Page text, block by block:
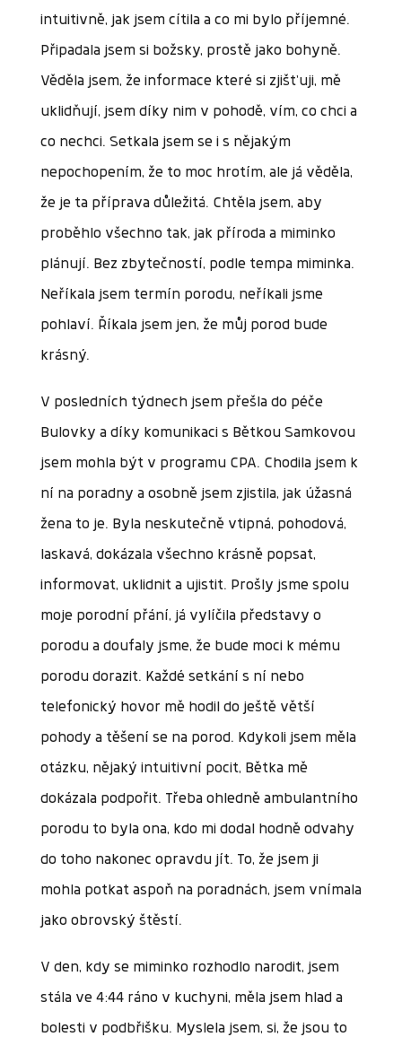
intuitivně, jak jsem cítila a co mi bylo příjemné.
Připadala jsem si božsky, prostě jako bohyně.
Věděla jsem, že informace které si zjišťuji, mě
uklidňují, jsem díky nim v pohodě, vím, co chci a
co nechci. Setkala jsem se i s nějakým
nepochopením, že to moc hrotím, ale já věděla,
že je ta příprava důležitá. Chtěla jsem, aby
proběhlo všechno tak, jak příroda a miminko
plánují. Bez zbytečností, podle tempa miminka.
Neříkala jsem termín porodu, neříkali jsme
pohlaví. Říkala jsem jen, že můj porod bude
krásný.
V posledních týdnech jsem přešla do péče
Bulovky a díky komunikaci s Bětkou Samkovou
jsem mohla být v programu CPA. Chodila jsem k
ní na poradny a osobně jsem zjistila, jak úžasná
žena to je. Byla neskutečně vtipná, pohodová,
laskavá, dokázala všechno krásně popsat,
informovat, uklidnit a ujistit. Prošly jsme spolu
moje porodní přání, já vylíčila představy o
porodu a doufaly jsme, že bude moci k mému
porodu dorazit. Každé setkání s ní nebo
telefonický hovor mě hodil do ještě větší
pohody a těšení se na porod. Kdykoli jsem měla
otázku, nějaký intuitivní pocit, Bětka mě
dokázala podpořit. Třeba ohledně ambulantního
porodu to byla ona, kdo mi dodal hodně odvahy
do toho nakonec opravdu jít. To, že jsem ji
mohla potkat aspoň na poradnách, jsem vnímala
jako obrovský štěstí.
V den, kdy se miminko rozhodlo narodit, jsem
stála ve 4:44 ráno v kuchyni, měla jsem hlad a
bolesti v podbřišku. Myslela jsem, si, že jsou to